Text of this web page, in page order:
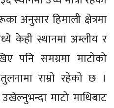
अनुसार हिमाली क्षेत्रमा
केही स्थानमा अम्लीय र
पनि समग्रमा माटोको
राम्रो रहेको छ ।
माटो माथिबाट